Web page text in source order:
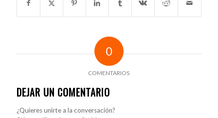
0
COMENTARIOS
DEJAR UN COMENTARIO
¿Quieres unirte a la conversación?